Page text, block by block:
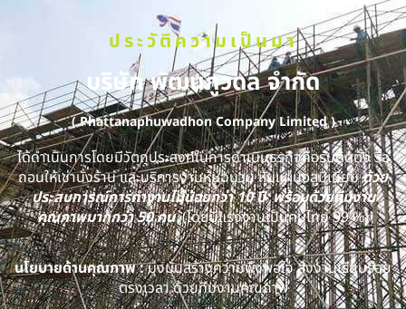
ประวัติความเป็นมา
บริษัท พัฒนภูวดล จำกัด
( Phattanaphuwadhon Company Limited )
ได้ดำเนินการโดยมีวัตถุประสงค์ในการดำเนินธุรกิจคือรับติดตั้ง รื้อ
ถอนให้เช่านั่งร้าน และบริการงานหุ้มฉนวน หุ้มแผ่นอลูมิเนียมด้วย
ประสบการณ์การทำงานไม่น้อยกว่า 10 ปี พร้อมด้วยทีมงาน
คุณภาพมากกว่า 50 คน(โดยมีแรงงานเป็นคนไทย 99 %)
นโยบายด้านคุณภาพ :มุ่งมั่นสร้างความพึงพอใจ ส่งงานเรียบร้อย
ตรงเวลา ด้วยทีมงานคุณภาพ